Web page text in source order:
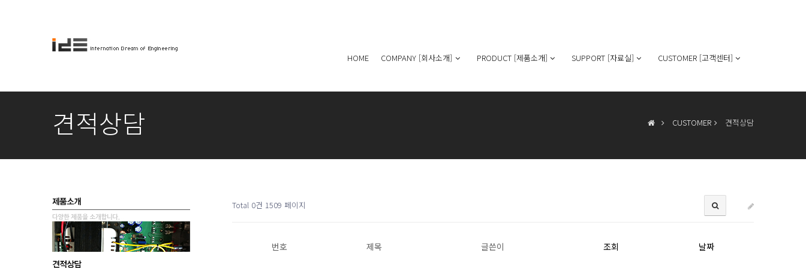
HOME COMPANY [회사소개] PRODUCT [제품소개] SUPPORT [자료실] CUSTOMER [고객센터]
견적상담 CUSTOMER 견적상담
Total 0건 1509 페이지
번호 제목 글쓴이 조회 날짜